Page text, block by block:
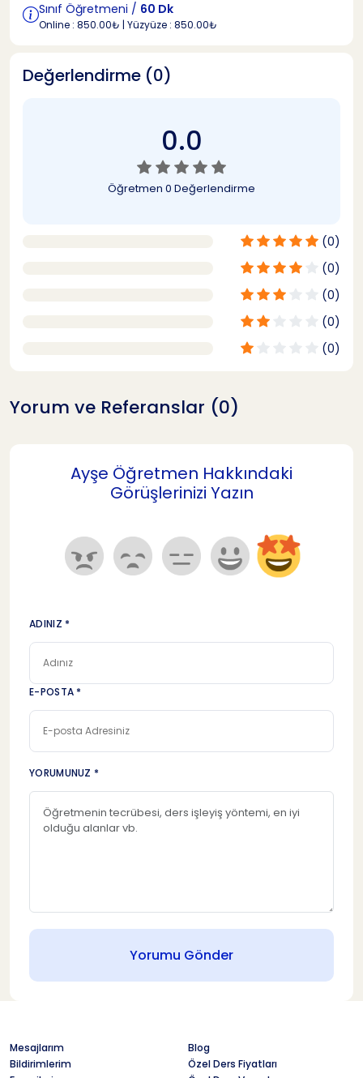
Sınıf Öğretmeni / 60 Dk
Online : 850.00₺ | Yüzyüze : 850.00₺
Değerlendirme (0)
0.0
Öğretmen 0 Değerlendirme
(0)
(0)
(0)
(0)
(0)
Yorum ve Referanslar (0)
Ayşe Öğretmen Hakkındaki
Görüşlerinizi Yazın
ADINIZ *
E-POSTA *
YORUMUNUZ *
Yorumu Gönder
Mesajlarım
Bildirimlerim
Blog
Özel Ders Fiyatları